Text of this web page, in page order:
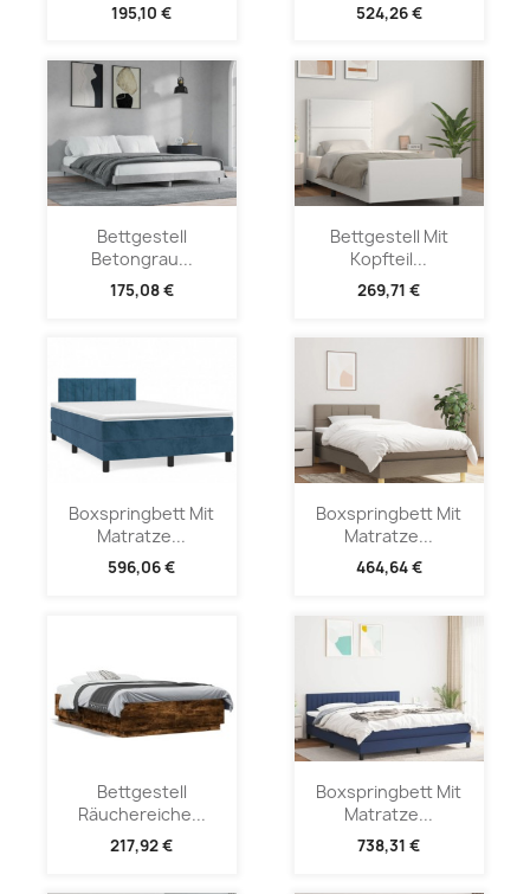
195,10 € 524,26 €
Bettgestell
Betongrau...
175,08 €
Bettgestell Mit
Kopfteil...
269,71 €
Boxspringbett Mit
Matratze...
596,06 €
Boxspringbett Mit
Matratze...
464,64 €
Bettgestell
Räuchereiche...
217,92 €
Boxspringbett Mit
Matratze...
738,31 €